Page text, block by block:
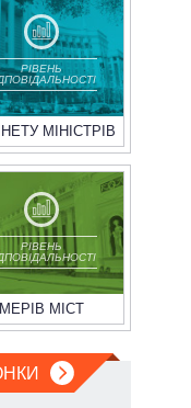
РІВЕНЬ
МІНІСТРІВ
РІВЕНЬ
МЕРІВ МІСТ